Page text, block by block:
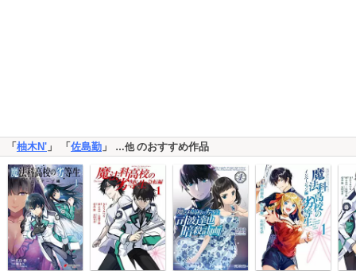
「柚木N' 」 「佐島勤 」 …他のおすすめ作品